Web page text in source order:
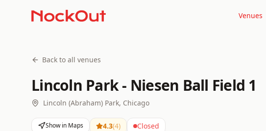
Venues
Back to all venues
Lincoln Park - Niesen Ball Field 1
Lincoln (Abraham) Park, Chicago
Show in Maps 4.3(4) Closed